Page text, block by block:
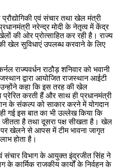
एवं संचार तथा खेल मंत्री
नरेन्द्र मोदी के नेतृत्व में केंद्र
की ओर प्रोत्साहित कर रही है। राज्य
खेल सुविधाएं उपलब्ध करवाने के लिए
राज्यवर्धन राठौड़ शनिवार को भवानी
द्वारा आयोजित राजस्थान आईटी
कहा कि इस तरह की खेल
प्रेरित करती हैं और साथ ही प्रधानमंत्री
के संकल्प को साकार करने में योगदान
गई इस बात का भी उल्लेख किया कि
जीतता है तथा दूसरा पक्ष सीखता है। खेल
खेलने से आपस में टीम भावना जागृत
होता है।
संचार विभाग के आयुक्त इंद्रजीत सिंह ने
कार्मिक राजकीय कार्यों के निर्वहन के